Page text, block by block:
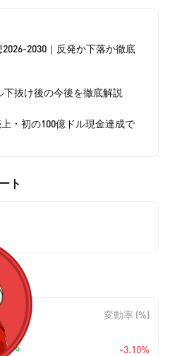
2030｜反発か下落か徹底
下抜け後の今後を徹底解説
・初の100億ドル現金達成で
ト
変動率 (%)
6046 -3.10%